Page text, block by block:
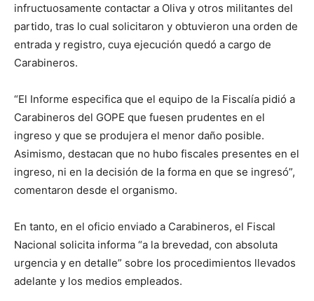
infructuosamente contactar a Oliva y otros militantes del
partido, tras lo cual solicitaron y obtuvieron una orden de
entrada y registro, cuya ejecución quedó a cargo de
Carabineros.
“El Informe especifica que el equipo de la Fiscalía pidió a
Carabineros del GOPE que fuesen prudentes en el
ingreso y que se produjera el menor daño posible.
Asimismo, destacan que no hubo fiscales presentes en el
ingreso, ni en la decisión de la forma en que se ingresó”,
comentaron desde el organismo.
En tanto, en el oficio enviado a Carabineros, el Fiscal
Nacional solicita informa “a la brevedad, con absoluta
urgencia y en detalle” sobre los procedimientos llevados
adelante y los medios empleados.